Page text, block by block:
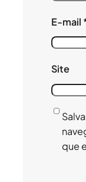
E-mail
Site
que